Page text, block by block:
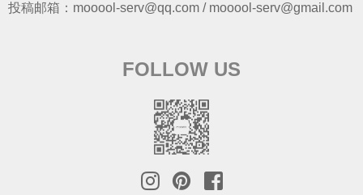
投稿邮箱：mooool-serv@qq.com / mooool-serv@gmail.com
FOLLOW US